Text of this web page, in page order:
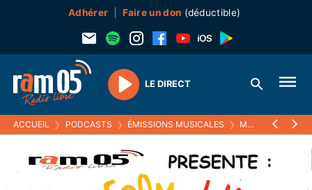
Adhérer Faire un don (déductible)
Play
LE DIRECT
ACCUEIL ❯ PODCASTS ❯ ÉMISSIONS MUSICALES ❯ MUSIC FROM JAMAICA